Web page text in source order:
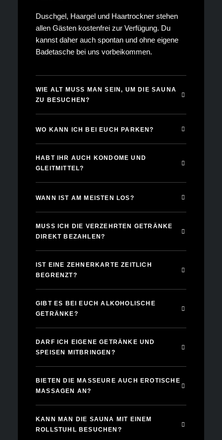
Duschgel, Haargel und Haartrockner stehen
allen Gästen kostenfrei zur Verfügung. Du
kannst daher auch spontan und ohne eigene
Badetasche bei uns vorbeikommen.
WIE ALT MUSS MAN SEIN, UM DIE SAUNA
ZU BESUCHEN?
WO KANN ICH BEI EUCH PARKEN?
HABT IHR AUCH KONDOME UND
GLEITMITTEL?
WANN IST AM MEISTEN LOS?
MUSS ICH DIE VERZEHRTEN GETRÄNKE
DIREKT BEZAHLEN?
IST EINE ZEHNERKARTE ZEITLICH
BEGRENZT?
GIBT ES BEI EUCH ALKOHOLISCHE
GETRÄNKE?
DARF ICH EIGENE GETRÄNKE UND
SPEISEN MITBRINGEN?
BIETEN DIE MASSEURE AUCH EROTISCHE
MASSAGEN AN?
KANN MAN DIE SAUNA MIT EINEM
ROLLSTUHL BESUCHEN?